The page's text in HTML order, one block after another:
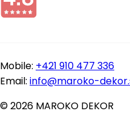
Mobile: +421 910 477 336
Email: info@maroko-
© 2026 MAROKO DEKOR